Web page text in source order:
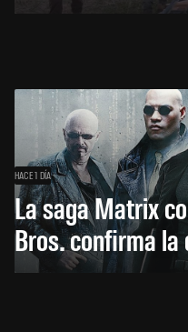
HACE 1 DÍA
La saga Matrix
Bros. confirma